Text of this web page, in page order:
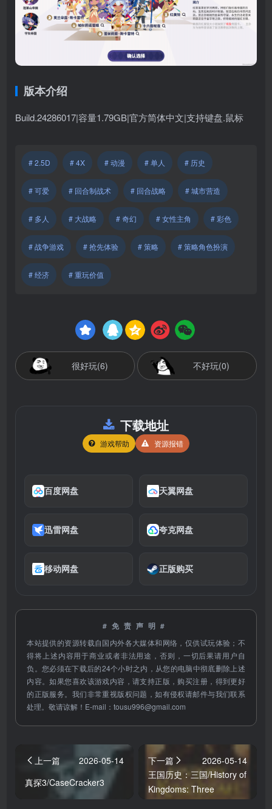
版本介绍
Build.24286017|容量1.79GB|官方简体中文|支持键盘.鼠标
# 2.5D # 4X # 动漫 # 单人 # 历史
# 可爱 # 回合制战术 # 回合战略 # 城市营造
# 多人 # 大战略 # 奇幻 # 女性主角 # 彩色
# 战争游戏 # 抢先体验 # 策略 # 策略角色扮演
# 经济 # 重玩价值
很好玩(6) 不好玩(0)
下载地址
游戏帮助 资源报错
百度网盘 天翼网盘
迅雷网盘 夸克网盘
移动网盘 正版购买
#免责声明#
本站提供的资源转载自国内外各大媒体和网络，仅供试玩体验；不
得将上述内容用于商业或者非法用途，否则，一切后果请用户自
负。您必须在下载后的24个小时之内，从您的电脑中彻底删除上述
内容。如果您喜欢该游戏内容，请支持正版，购买注册，得到更好
的正版服务。我们非常重视版权问题，如有侵权请邮件与我们联系
处理。敬请谅解！E-mail：tousu996@gmail.com
上一篇
2026-05-14
真探3/CaseCracker3
下一篇
2026-05-14
王国历史：三国/History of
Kingdoms: Three
Kingdoms